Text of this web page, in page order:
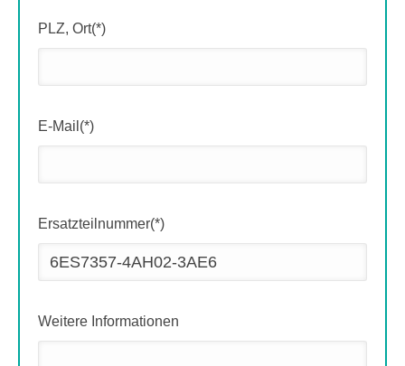
PLZ, Ort(*)
E-Mail(*)
Ersatzteilnummer(*)
Weitere Informationen